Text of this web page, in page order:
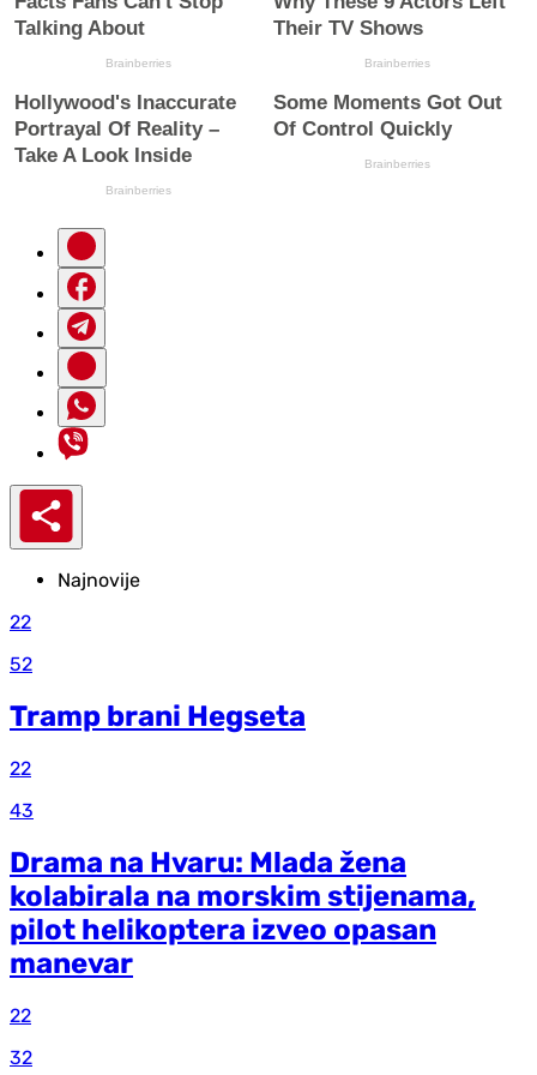
Najnovije
22
52
Tramp brani Hegseta
22
43
Drama na Hvaru: Mlada žena
kolabirala na morskim stijenama,
pilot helikoptera izveo opasan
manevar
22
32